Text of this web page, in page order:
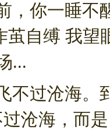
，你一睡
茧自缚 我望
...
不过沧海。
沧海，而